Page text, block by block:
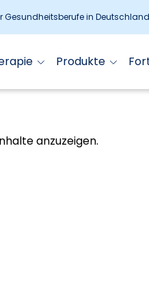
in
Produkte
anzuzeigen.